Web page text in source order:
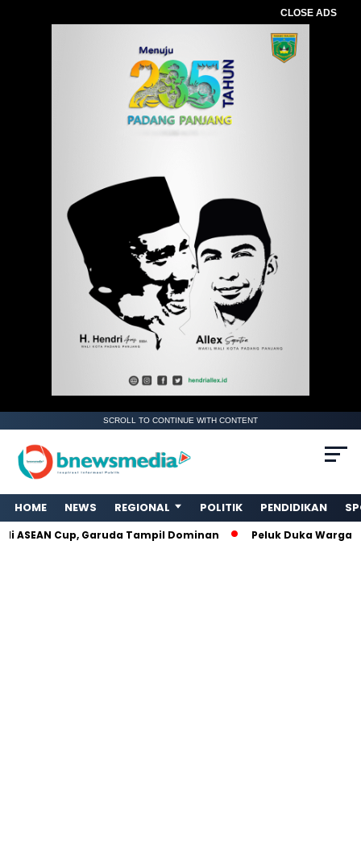
CLOSE ADS
SCROLL TO CONTINUE WITH CONTENT
HOME NEWS REGIONAL POLITIK PENDIDIKAN
Cup, Garuda Tampil Dominan Peluk Duka Warga